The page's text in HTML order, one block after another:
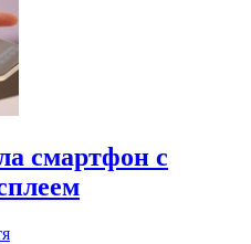
смартфон с